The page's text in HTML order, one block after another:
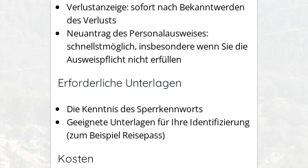
Verlustanzeige: sofort nach Bekanntwerden
des Verlusts
Neuantrag des Personalausweises:
schnellstmöglich, insbesondere wenn Sie die
Ausweispflicht nicht erfüllen
Erforderliche Unterlagen
Die Kenntnis des Sperrkennworts
Geeignete Unterlagen für Ihre Identifizierung
(zum Beispiel Reisepass)
Kosten